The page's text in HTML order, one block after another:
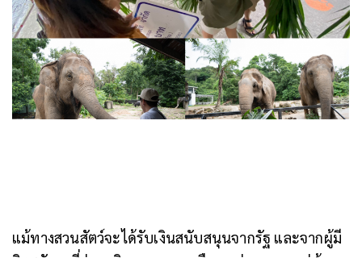
แม้ทางสวนสัตว์จะได้รับเงินสนับสนุนจากรัฐ และจากผู้มี